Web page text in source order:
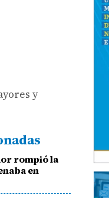
y
rompió la
en